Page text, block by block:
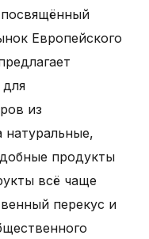
Европейского
из
натуральные,
продукты
всё чаще
перекус и